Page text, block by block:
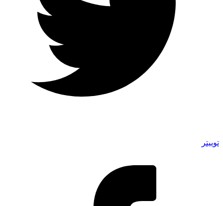
توییتر